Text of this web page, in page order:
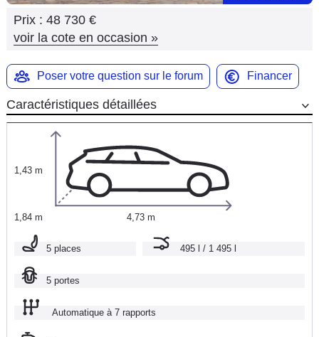
Prix : 48 730 €
voir la cote en occasion »
Poser votre question sur le forum Financer
Caractéristiques détaillées
1,43 m
1,84 m 4,73 m
5 places 495 l / 1 495 l
5 portes
Automatique à 7 rapports